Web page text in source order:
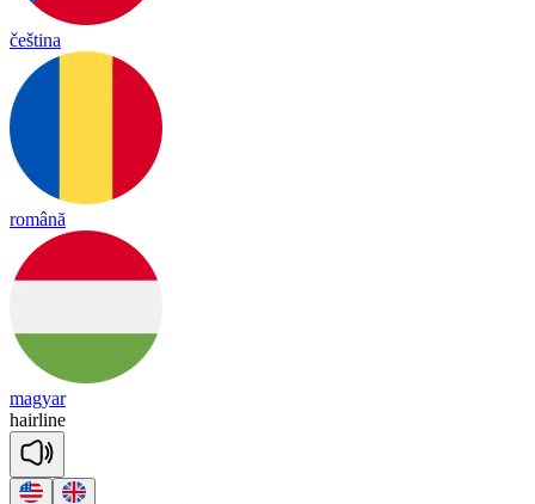
čeština
română
magyar
hairline